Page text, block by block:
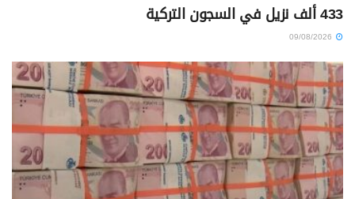
433 ألف نزيل في السجون التركية